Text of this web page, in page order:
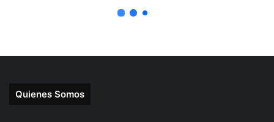
Quienes Somos